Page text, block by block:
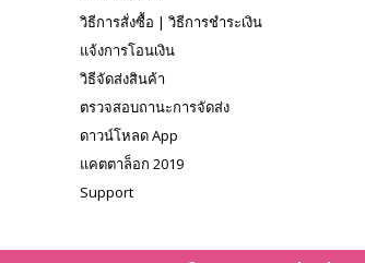
วิธีการสั่งซื้อ | วิธีการชำระเงิน
แจ้งการโอนเงิน
วิธีจัดส่งสินค้า
ตรวจสอบถานะการจัดส่ง
ดาวน์โหลด App
แคตตาล็อก 2019
Support